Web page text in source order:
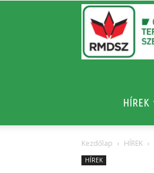
HÍREK
Kezdőlap HÍREK
HÍREK